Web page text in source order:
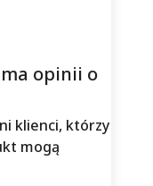
opinii o
klienci, którzy
mogą